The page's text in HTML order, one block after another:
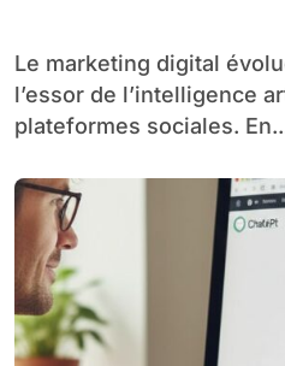
Le marketing digital évolue rapidement avec
l’essor de l’intelligence
plateformes sociales.